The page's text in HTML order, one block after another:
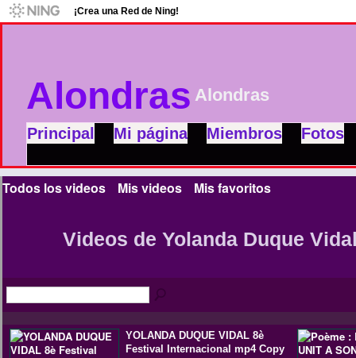
¡Crea una Red de Ning!
Alondras Alondras
Principal Mi página Miembros Fotos
Todos los videos Mis videos Mis favoritos
Videos de Yolanda Duque
YOLANDA DUQUE VIDAL 8è
Festival Internacional mp4 Copy